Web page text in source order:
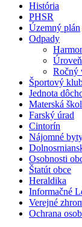
História
PHSR
Územný plán
Odpady
Ročný
Športový
Jednota
Materská
Farský úrad
Cintorín
Nájomné
Osobnosti
Štatút obce
Heraldika
Informačné
Verejné
Ochrana